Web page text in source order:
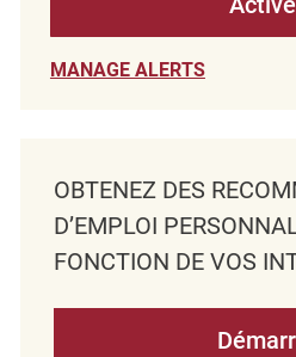
MANAGE ALERTS
OBTENEZ DES
D’EMPLOI
FONCTION DE VOS